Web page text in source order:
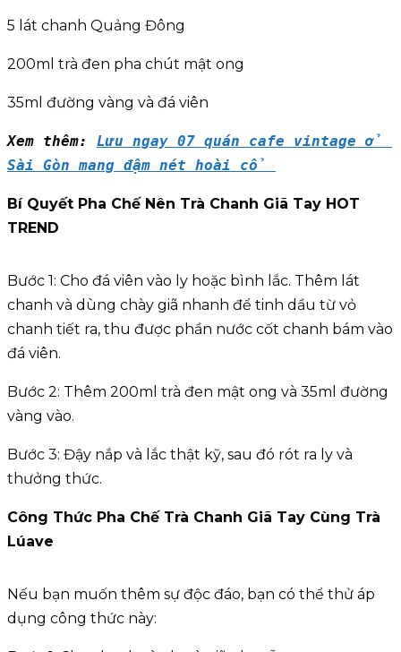
5 lát chanh Quảng Đông
200ml trà đen pha chút mật ong
35ml đường vàng và đá viên
Xem thêm: Lưu ngay 07 quán cafe vintage ở
Sài Gòn mang đậm nét hoài cổ
Bí Quyết Pha Chế Nên Trà Chanh Giã Tay HOT
TREND
Bước 1: Cho đá viên vào ly hoặc bình lắc. Thêm lát
chanh và dùng chày giã nhanh để tinh dầu từ vỏ
chanh tiết ra, thu được phần nước cốt chanh bám vào
đá viên.
Bước 2: Thêm 200ml trà đen mật ong và 35ml đường
vàng vào.
Bước 3: Đậy nắp và lắc thật kỹ, sau đó rót ra ly và
thưởng thức.
Công Thức Pha Chế Trà Chanh Giã Tay Cùng Trà
Lúave
Nếu bạn muốn thêm sự độc đáo, bạn có thể thử áp
dụng công thức này: